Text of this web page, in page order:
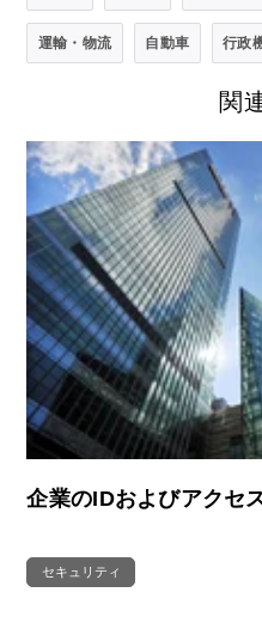
運輸・物流 自動車 行政
関
企業のIDおよびアクセ
セキュリティ